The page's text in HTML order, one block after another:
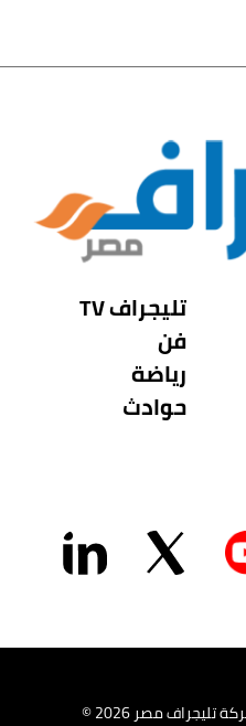
تليجراف TV
فن
رياضة
حوادث
مصر 2026 ©